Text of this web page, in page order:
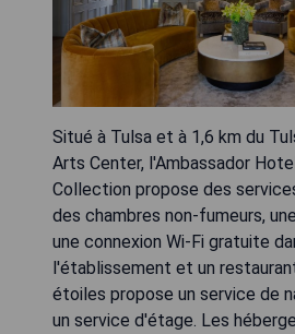
Situé à Tulsa et à 1,6 km du
Arts Center, l'Ambassador
Collection propose des
des chambres non-fumeurs,
une connexion Wi-Fi gratuite
l'établissement et un
étoiles propose un service de
un service d'étage. Les